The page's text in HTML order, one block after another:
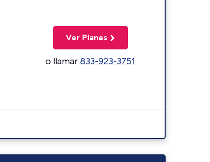
Ver Planes
o llamar833-923-3751